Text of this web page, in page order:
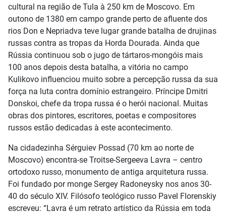
cultural na região de Tula à 250 km de Moscovo. Em
outono de 1380 em campo grande perto de afluente dos
rios Don e Nepriadva teve lugar grande batalha de drujinas
russas contra as tropas da Horda Dourada. Ainda que
Rússia continuou sob o jugo de tártaros-mongóis mais
100 anos depois desta batalha, a vitória no campo
Kulikovo influenciou muito sobre a percepção russa da sua
força na luta contra domínio estrangeiro. Príncipe Dmitri
Donskoi, chefe da tropa russa é o herói nacional. Muitas
obras dos pintores, escritores, poetas e compositores
russos estão dedicadas à este acontecimento.
Na cidadezinha Sérguiev Possad (70 km ao norte de
Moscovo) encontra-se Troitse-Sergeeva Lavra – centro
ortodoxo russo, monumento de antiga arquitetura russa.
Foi fundado por monge Sergey Radoneysky nos anos 30-
40 do século XIV. Filósofo teológico russo Pavel Florenskiy
escreveu: “Lavra é um retrato artístico da Rússia em toda